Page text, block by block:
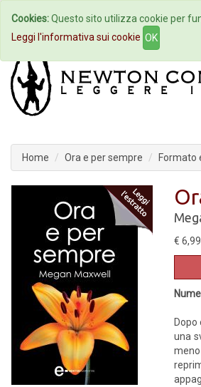
Home Autori
Home Ora e per sempre Formato
€ 6,99
una
Cookies:Questo sito utilizza cookie per
Leggi l'informativa sui cookie OK